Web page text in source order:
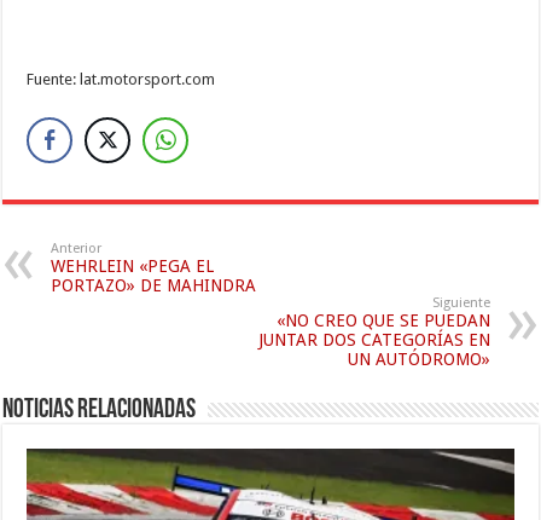
Fuente: lat.motorsport.com
Anterior
WEHRLEIN «PEGA EL
PORTAZO» DE MAHINDRA
Siguiente
«NO CREO QUE SE PUEDAN
JUNTAR DOS CATEGORÍAS EN
UN AUTÓDROMO»
Noticias relacionadas